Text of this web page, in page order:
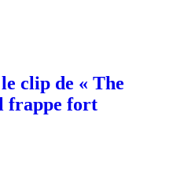
clip de « The
frappe fort